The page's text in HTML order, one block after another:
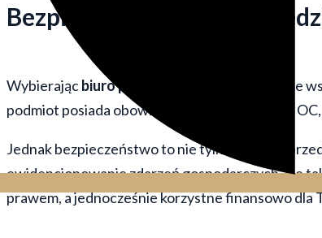
Bezpieczeństwo i
Wybierającbiuro podatkowe
, kupujesz przede
podmiot posiada obowiązkowe ubezpieczenie
Jednak bezpieczeństwo to nie tylko ochrona
ewidencjonowanie zdarzeń gospodarczych, ale
prawem, a jednocześnie korzystne finansowo dla